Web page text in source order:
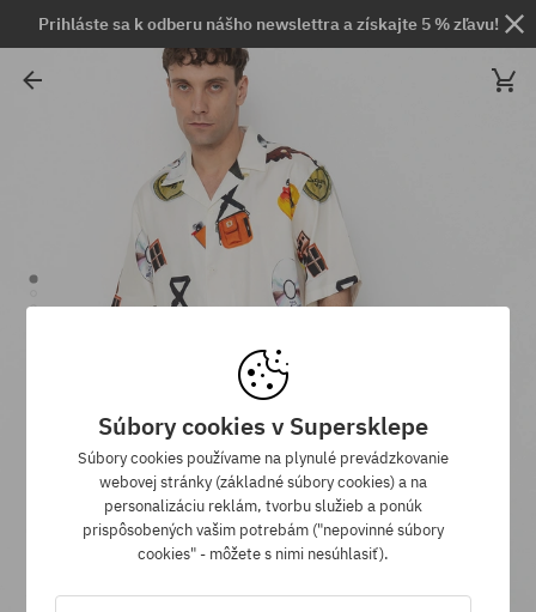
Prihláste sa k odberu nášho newslettra a získajte 5 % zľavu!
Súbory cookies v Supersklepe
Súbory cookies používame na plynulé prevádzkovanie
webovej stránky (základné súbory cookies) a na
personalizáciu reklám, tvorbu služieb a ponúk
prispôsobených vašim potrebám ("nepovinné súbory
cookies" - môžete s nimi nesúhlasiť).